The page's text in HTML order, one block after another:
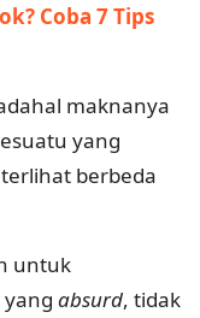
Coba 7 Tips
maknanya
yang
berbeda
untuk
absurd, tidak